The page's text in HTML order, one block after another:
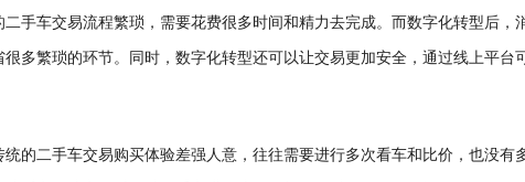
二手车交易流程繁琐，需要花费很多时间和精力去完成。而数字化转型后，
多繁琐的环节。同时，数字化转型还可以让交易更加安全，通过线上平台
统的二手车交易购买体验差强人意，往往需要进行多次看车和比价，也没有